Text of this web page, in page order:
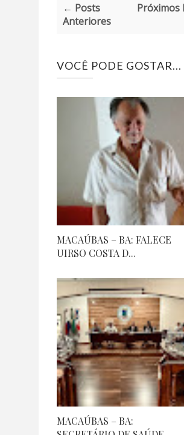
← Posts
Anteriores
Próximos
VOCÊ PODE GOSTAR...
MACAÚBAS – BA: FALECE
UIRSO COSTA D...
MACAÚBAS – BA: